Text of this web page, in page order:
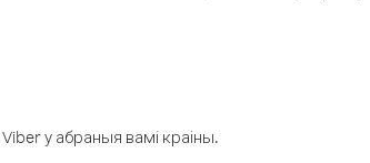
у абраныя вамі краіны.